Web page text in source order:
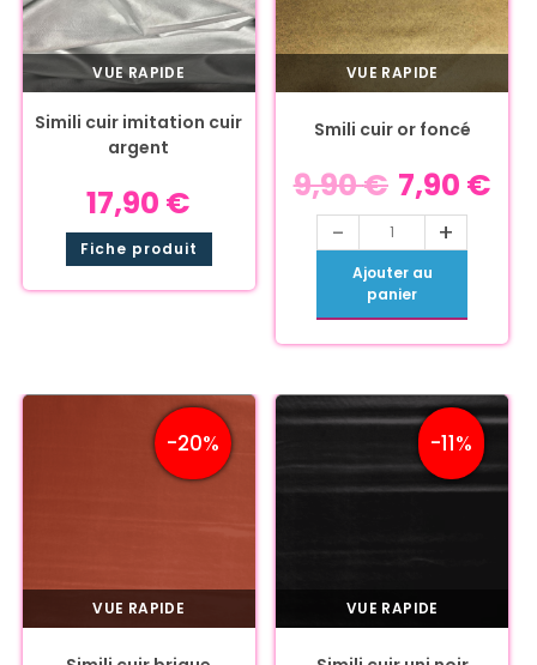
VUE RAPIDE
Simili cuir imitation cuir
argent
17,90 €
Fiche produit
VUE RAPIDE
Smili cuir or foncé
9,90€ 7,90 €
- +
Ajouter au
panier
-20%
VUE RAPIDE
-11%
VUE RAPIDE